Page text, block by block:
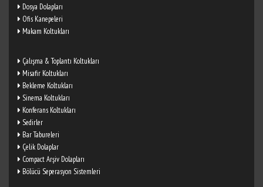
Dosya Dolapları
Ofis Kanepeleri
Makam Koltukları
Çalışma & Toplantı Koltukları
Misafir Koltukları
Bekleme Koltukları
Sinema Koltukları
Konferans Koltukları
Sedirler
Bar Tabureleri
Çelik Dolaplar
Compact Arşiv Dolapları
Bölücü Seperasyon Sistemleri